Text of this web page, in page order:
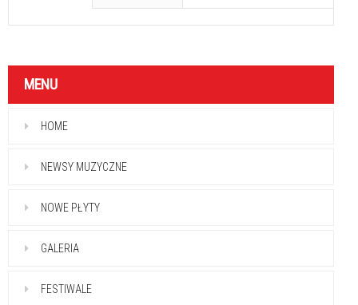
MENU
HOME
NEWSY MUZYCZNE
NOWE PŁYTY
GALERIA
FESTIWALE